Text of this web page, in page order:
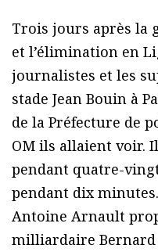
Trois jours après la
et l’élimination en
journalistes et les
stade Jean Bouin à
de la Préfecture de
OM ils allaient voir.
pendant quatre-
pendant dix
Antoine Arnault
milliardaire